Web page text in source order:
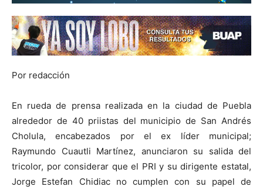
Por redacción
En rueda de prensa realizada en la ciudad de Puebla
alrededor de 40 priistas del municipio de San Andrés
Cholula, encabezados por el ex líder municipal;
Raymundo Cuautli Martínez, anunciaron su salida del
tricolor, por considerar que el PRI y su dirigente estatal,
Jorge Estefan Chidiac no cumplen con su papel de